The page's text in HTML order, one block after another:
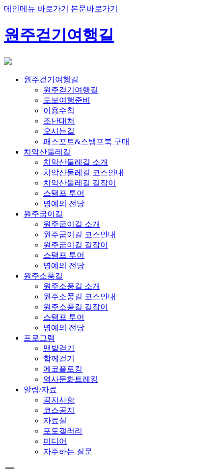
메인메뉴 바로가기 본문바로가기
원주걷기여행길
원주걷기여행길
원주걷기여행길
도보여행준비
이용수칙
조난대처
오시는길
패스포트&스탬프북 구매
치악산둘레길
치악산둘레길 소개
치악산둘레길 코스안내
치악산둘레길 길잡이
스탬프 투어
명예의 전당
원주굽이길
원주굽이길 소개
원주굽이길 코스안내
원주굽이길 길잡이
스탬프 투어
명예의 전당
원주소풍길
원주소풍길 소개
원주소풍길 코스안내
원주소풍길 길잡이
스탬프 투어
명예의 전당
프로그램
맨발걷기
함께걷기
에코플로킹
역사문화트레킹
알림/자료
공지사항
코스공지
자료실
포토갤러리
미디어
자주하는 질문